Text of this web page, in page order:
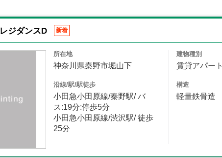
レジダンスD 新着
所在地
神奈川県秦野市堀山下
沿線/駅/駅徒歩
小田急小田原線/秦野駅/ バ
ス:19分:停歩5分
小田急小田原線/渋沢駅/ 徒歩
25分
建物種別
賃貸アパート
構造
軽量鉄骨造